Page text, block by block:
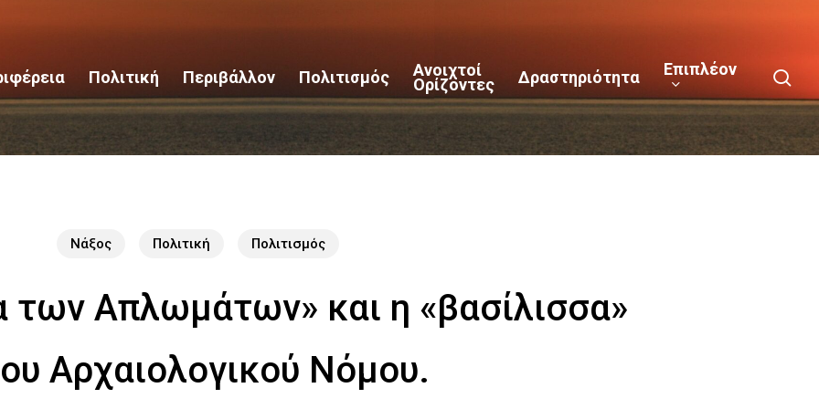
Πολιτική Περιβάλλον Πολιτισμός Ανοιχτοί
Ορίζοντες Δραστηριότητα Επιπλέον
Νάξος Πολιτική Πολιτισμός
των Απλωμάτων» και η «βασίλισσα»
Αρχαιολογικού Νόμου.